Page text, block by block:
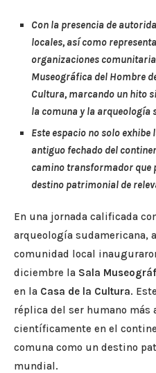
Con la presencia de
locales, así como
organizaciones
Museográfica del Hombre
Cultura, marcando un hito
la comuna y la arqueología
Este espacio no solo
antiguo fechado del
camino transformador que
destino patrimonial de
En una jornada calificada
arqueología sudamericana,
comunidad local
diciembre la Sala
en la Casa de la Cultura.
réplica del ser humano más
científicamente en el
comuna como un destino
mundial.